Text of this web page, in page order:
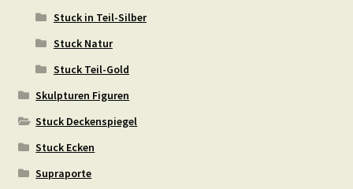
Stuck in Teil-Silber
Stuck Natur
Stuck Teil-Gold
Skulpturen Figuren
Stuck Deckenspiegel
Stuck Ecken
Supraporte